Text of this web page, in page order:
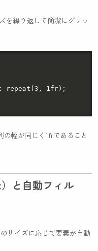
を繰り返して簡潔にグリッ
repeat(3, 1fr);
の幅が同じく1frであること
と自動フィル
サイズに応じて要素が自動